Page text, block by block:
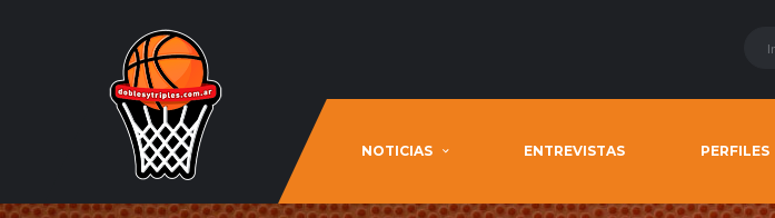
NOTICIAS ENTREVISTAS PERFILES